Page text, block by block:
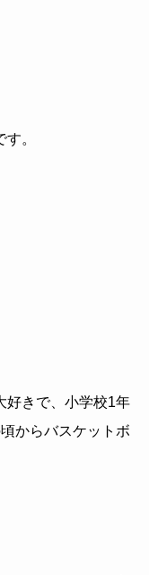
。
好きで、小学校1年
からバスケットボ